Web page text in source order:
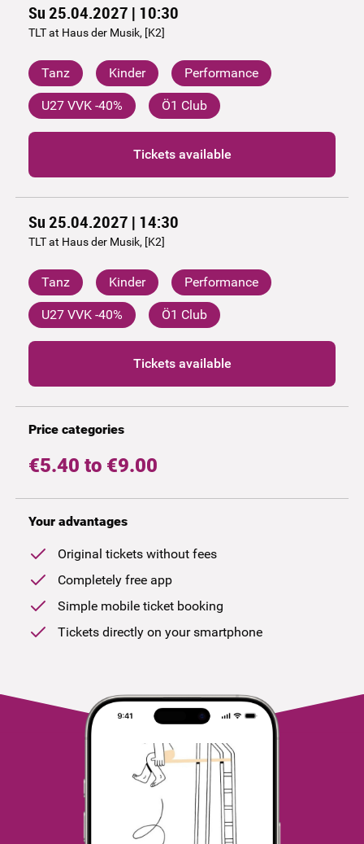
Su 25.04.2027 | 10:30
TLT at Haus der Musik, [K2]
Tanz Kinder Performance
U27 VVK -40% Ö1 Club
Tickets available
Su 25.04.2027 | 14:30
TLT at Haus der Musik, [K2]
Tanz Kinder Performance
U27 VVK -40% Ö1 Club
Tickets available
Price categories
€5.40 to €9.00
Your advantages
Original tickets without fees
Completely free app
Simple mobile ticket booking
Tickets directly on your smartphone